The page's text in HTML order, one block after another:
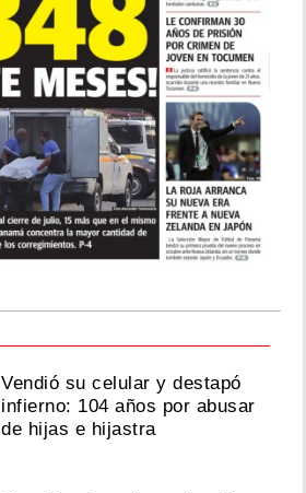
Vendió su celular y destapó
infierno: 104 años por abusar
de hijas e hijastra